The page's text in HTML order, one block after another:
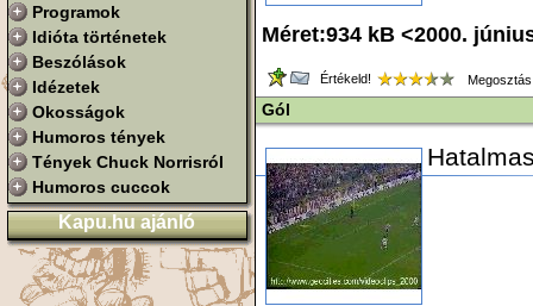
Programok
Idióta történetek
Beszólások
Idézetek
Okosságok
Humoros tények
Tények Chuck Norrisról
Humoros cuccok
Kapu.hu ajánló
Méret:934 kB <2000.
Értékeld!
Gól